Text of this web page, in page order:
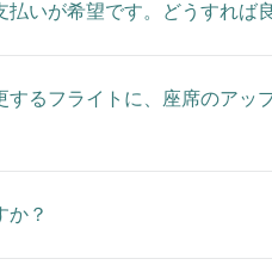
いが希望です。どうすれば
るフライトに、座席のアッ
か？